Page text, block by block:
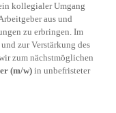
kollegialer Umgang
aus und
zu erbringen. Im
zur Verstärkung des
zum nächstmöglichen
(m/w) in unbefristeter